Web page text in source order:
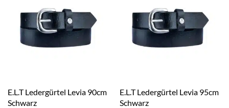
E.L.T Ledergürtel Levia 90cm
Schwarz
E.L.T Ledergürtel Levia 95cm
Schwarz